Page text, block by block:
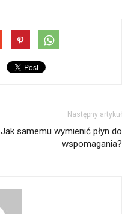
Następny artykuł
Jak samemu wymienić płyn do
wspomagania?